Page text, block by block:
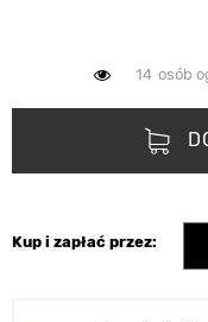
14 osób
Kup i zapłać przez: